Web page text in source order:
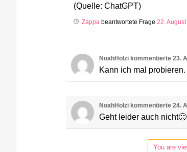
(Quelle: ChatGPT)
Zappa beantwortete Frage 22.
NoahHolzi kommentierte 23.
Kann ich mal
NoahHolzi kommentierte 24.
Geht leider auch
You are